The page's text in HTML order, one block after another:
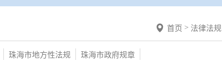
首页 > 法律法规
珠海市地方性法规 珠海市政府规章